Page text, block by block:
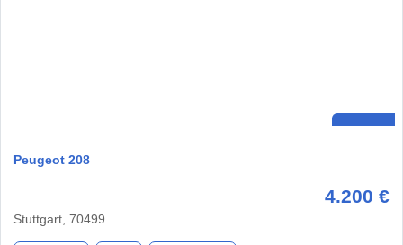
Peugeot 208
4.200 €
Stuttgart, 70499